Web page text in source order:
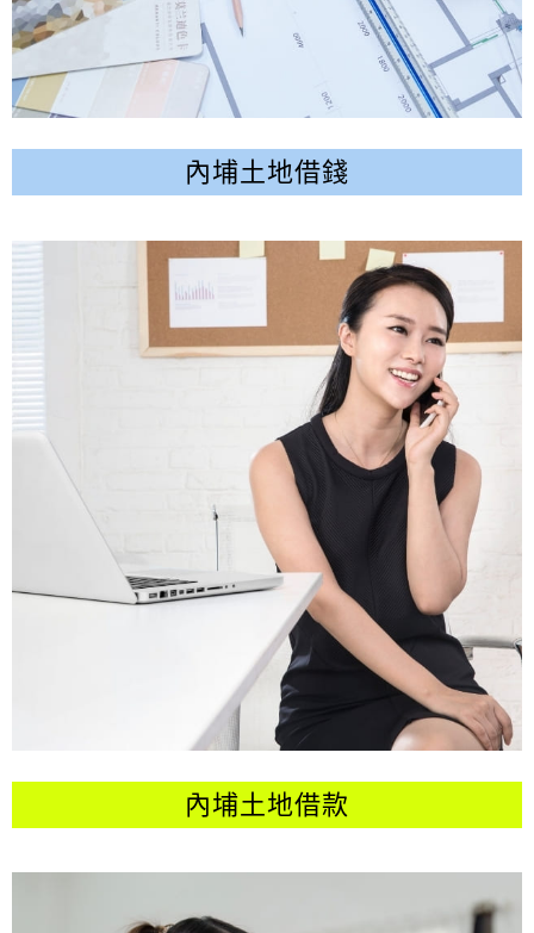
內埔土地借錢
內埔土地借款